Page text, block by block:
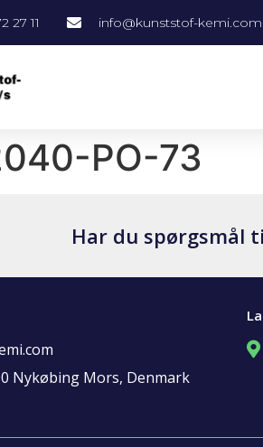
27 11 info@kunststof-kemi.com
PO-73
Har du spørgsmål
Nykøbing Mors, Denmark